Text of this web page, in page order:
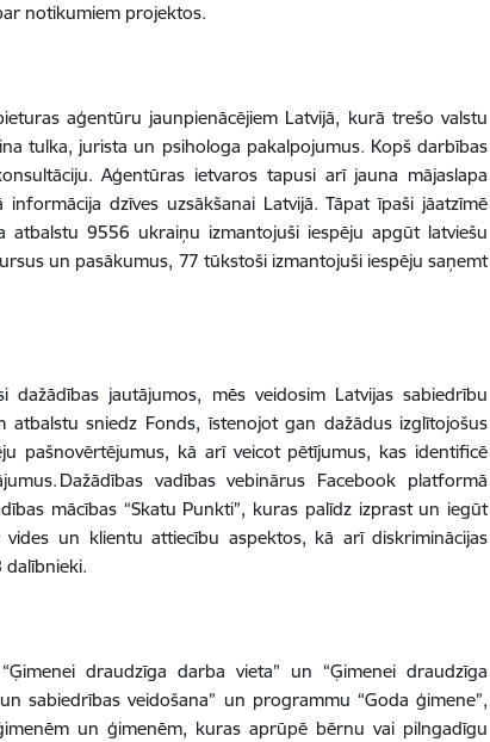
notikumiem projektos.
aģentūru jaunpienācējiem Latvijā, kurā trešo valstu
tulka, jurista un psihologa pakalpojumus. Kopš darbības
Aģentūras ietvaros tapusi arī jauna mājaslapa
dzīves uzsākšanai Latvijā. Tāpat īpaši jāatzīmē
atbalstu 9556 ukraiņu izmantojuši iespēju apgūt latviešu
un pasākumus, 77 tūkstoši izmantojuši iespēju saņemt
jautājumos, mēs veidosim Latvijas sabiedrību
atbalstu sniedz Fonds, īstenojot gan dažādus izglītojošus
pašnovērtējumus, kā arī veicot pētījumus, kas identificē
Dažādības vadības vebinārus Facebook platformā
mācības “Skatu Punkti”, kuras palīdz izprast un iegūt
un klientu attiecību aspektos, kā arī diskriminācijas
draudzīga darba vieta” un “Ģimenei draudzīga
sabiedrības veidošana” un programmu “Goda ģimene”,
un ģimenēm, kuras aprūpē bērnu vai pilngadīgu